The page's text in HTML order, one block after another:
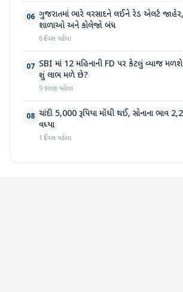
06 ગુજરાતમાં ભારે વરસાદને લઈને રેડ એલર્ટ
શાળાઓ અને કોલેજો બંધ
6 દિવસ પહેલા
07 SBI માં 12 મહિનાની FD પર કેટલું વ્યાજ મળશે,
શું લાભ મળે છે?
9 કલાક પહેલા
08 ચાંદી 5,000 રૂપિયા મોંઘી થઈ, સોનાના ભાવ
વધ્યા
1 દિવસ પહેલા